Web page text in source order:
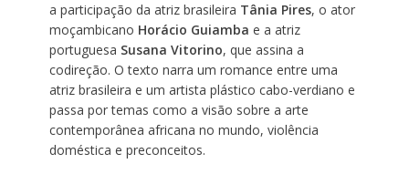
a participação da atriz brasileira Tânia Pires, o ator
moçambicano Horácio Guiamba e a atriz
portuguesa Susana Vitorino, que assina a
codireção. O texto narra um romance entre uma
atriz brasileira e um artista plástico cabo-verdiano e
passa por temas como a visão sobre a arte
contemporânea africana no mundo, violência
doméstica e preconceitos.